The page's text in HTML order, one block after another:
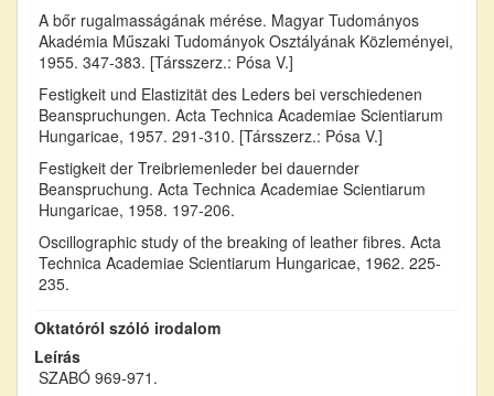
A bőr rugalmasságának mérése. Magyar Tudományos
Akadémia Műszaki Tudományok Osztályának Közleményei,
1955. 347-383. [Társszerz.: Pósa V.]
Festigkeit und Elastizität des Leders bei verschiedenen
Beanspruchungen. Acta Technica Academiae Scientiarum
Hungaricae, 1957. 291-310. [Társszerz.: Pósa V.]
Festigkeit der Treibriemenleder bei dauernder
Beanspruchung. Acta Technica Academiae Scientiarum
Hungaricae, 1958. 197-206.
Oscillographic study of the breaking of leather fibres. Acta
Technica Academiae Scientiarum Hungaricae, 1962. 225-
235.
Oktatóról szóló irodalom
Leírás
SZABÓ 969-971.